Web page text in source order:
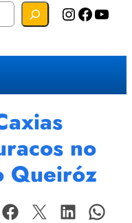
Instagram Facebook YouTube
no
Queiróz